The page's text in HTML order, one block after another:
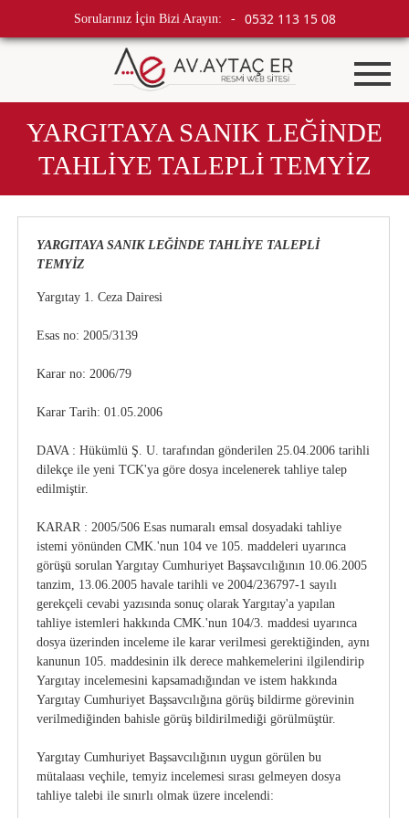
Sorularınız İçin Bizi Arayın: - 0532 113 15 08
YARGITAYA SANIK LEĞİNDE
TAHLİYE TALEPLİ TEMYİZ
YARGITAYA SANIK LEĞİNDE TAHLİYE TALEPLİ
TEMYİZ
Yargıtay 1. Ceza Dairesi
Esas no: 2005/3139
Karar no: 2006/79
Karar Tarih: 01.05.2006
DAVA : Hükümlü Ş. U. tarafından gönderilen 25.04.2006 tarihli
dilekçe ile yeni TCK'ya göre dosya incelenerek tahliye talep
edilmiştir.
KARAR : 2005/506 Esas numaralı emsal dosyadaki tahliye
istemi yönünden CMK.'nun 104 ve 105. maddeleri uyarınca
görüşü sorulan Yargıtay Cumhuriyet Başsavcılığının 10.06.2005
tanzim, 13.06.2005 havale tarihli ve 2004/236797-1 sayılı
gerekçeli cevabi yazısında sonuç olarak Yargıtay'a yapılan
tahliye istemleri hakkında CMK.'nun 104/3. maddesi uyarınca
dosya üzerinden inceleme ile karar verilmesi gerektiğinden, aynı
kanunun 105. maddesinin ilk derece mahkemelerini ilgilendirip
Yargıtay incelemesini kapsamadığından ve istem hakkında
Yargıtay Cumhuriyet Başsavcılığına görüş bildirme görevinin
verilmediğinden bahisle görüş bildirilmediği görülmüştür.
Yargıtay Cumhuriyet Başsavcılığının uygun görülen bu
mütalaası veçhile, temyiz incelemesi sırası gelmeyen dosya
tahliye talebi ile sınırlı olmak üzere incelendi: